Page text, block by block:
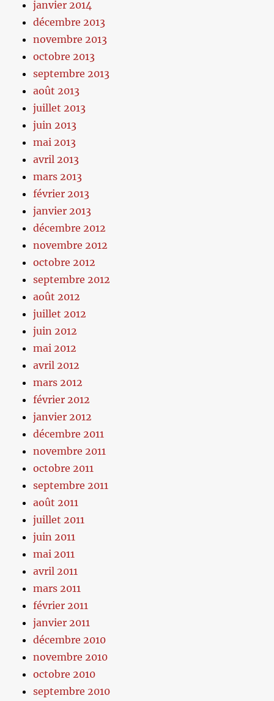
janvier 2014
décembre 2013
novembre 2013
octobre 2013
septembre 2013
août 2013
juillet 2013
juin 2013
mai 2013
avril 2013
mars 2013
février 2013
janvier 2013
décembre 2012
novembre 2012
octobre 2012
septembre 2012
août 2012
juillet 2012
juin 2012
mai 2012
avril 2012
mars 2012
février 2012
janvier 2012
décembre 2011
novembre 2011
octobre 2011
septembre 2011
août 2011
juillet 2011
juin 2011
mai 2011
avril 2011
mars 2011
février 2011
janvier 2011
décembre 2010
novembre 2010
octobre 2010
septembre 2010